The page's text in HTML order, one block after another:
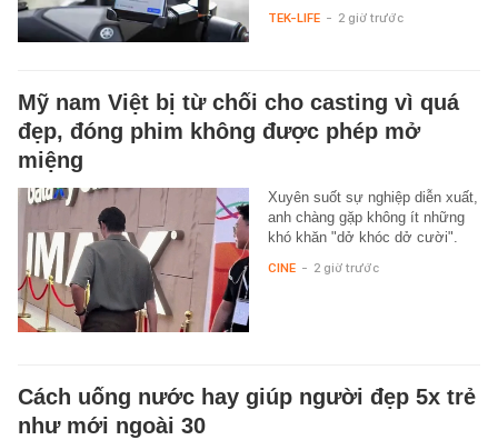
TEK-LIFE - 2 giờ trước
Mỹ nam Việt bị từ chối cho casting vì quá
đẹp, đóng phim không được phép mở
miệng
Xuyên suốt sự nghiệp diễn xuất,
anh chàng gặp không ít những
khó khăn "dở khóc dở cười".
CINE - 2 giờ trước
Cách uống nước hay giúp người đẹp 5x trẻ
như mới ngoài 30